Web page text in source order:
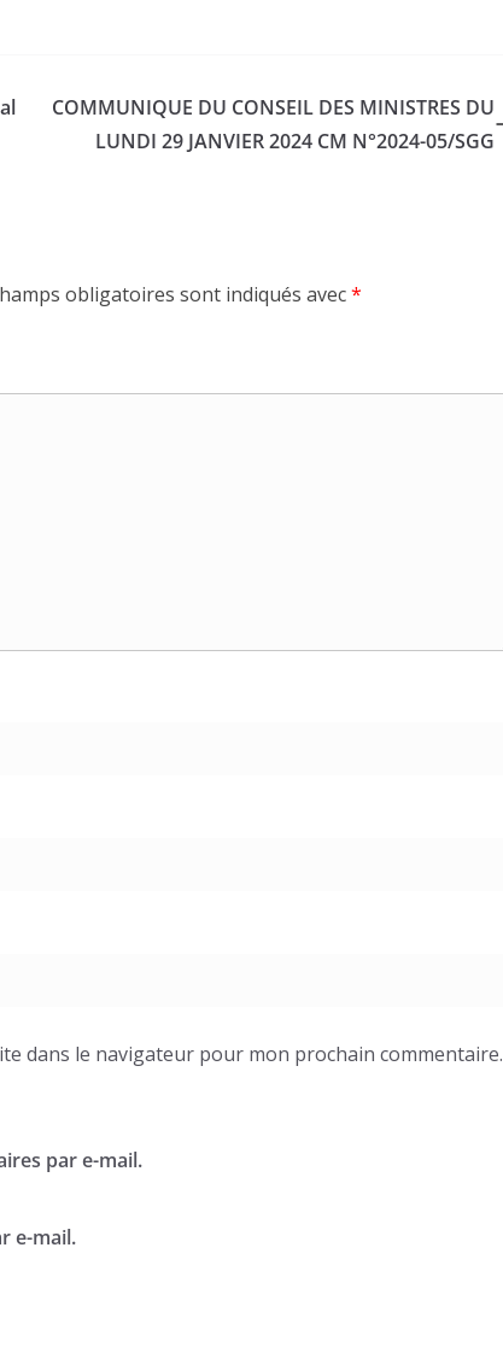
COMMUNIQUE DU CONSEIL DES MINISTRES DU
LUNDI 29 JANVIER 2024 CM N°2024-05/SGG
obligatoires sont indiqués avec*
dans le navigateur pour mon prochain commentaire.
par e-mail.
e-mail.